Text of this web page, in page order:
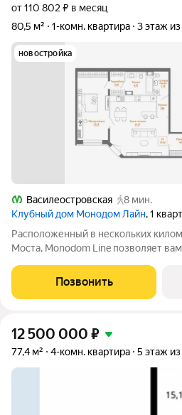
от 110 802 ₽ в месяц
80,5 м²
1-комн. квартира 3 этаж из
новостройка
Василеостровская
8 мин.
Клубный дом Монодом Лайн, 1
Расположенный в нескольких
Моста, Monodom Line позволяет
пешком до метро
перемещаетесь по городу.
Позвонить
12 500 000 ₽
77,4 м² 4-комн. квартира 5 этаж из